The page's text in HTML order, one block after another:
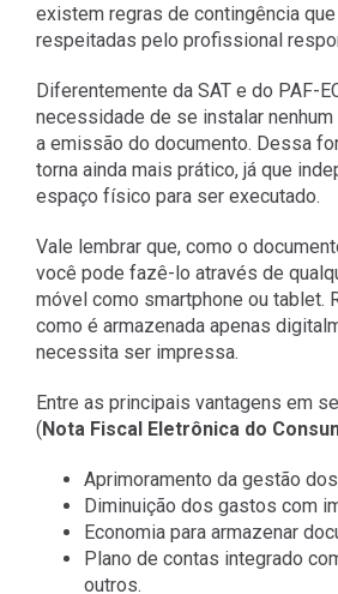
existem regras de contingência
respeitadas pelo profissional
Diferentemente da SAT e do PAF-
necessidade de se instalar
a emissão do documento. Dessa
torna ainda mais prático, já que
espaço físico para ser executado.
Vale lembrar que, como o
você pode fazê-lo através de
móvel como smartphone ou tablet.
como é armazenada apenas
necessita ser impressa.
Entre as principais vantagens em se
(Nota Fiscal Eletrônica do
Aprimoramento da gestão
Diminuição dos gastos com
Economia para armazenar
Plano de contas integrado
outros.